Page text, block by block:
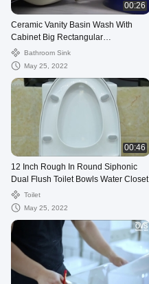
00:26
Ceramic Vanity Basin Wash With
Cabinet Big Rectangular
610X460X180mm
Bathroom Sink
May 25, 2022
00:46
12 Inch Rough In Round Siphonic
Dual Flush Toilet Bowls Water Closet
Toilet
May 25, 2022